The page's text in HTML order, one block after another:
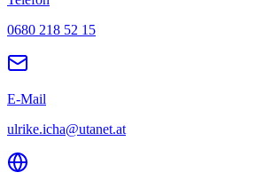
0680 218 52 15
E-Mail
ulrike.icha@utanet.at